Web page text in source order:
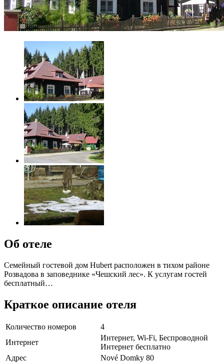
Об отеле
Семейный гостевой дом Hubert расположен в тихом районе
Розвадова в заповеднике «Чешский лес». К услугам гостей
бесплатный…
Краткое описание отеля
Количество номеров
4
Интернет
Интернет, Wi-Fi, Беспроводной
Интернет бесплатно
Адрес
Nové Domky 80